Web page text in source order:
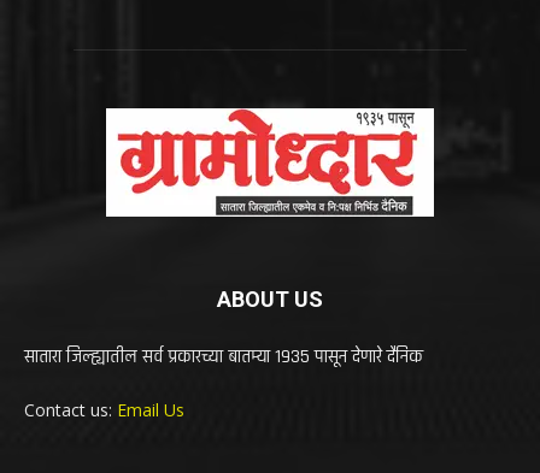
ABOUT US
सातारा जिल्ह्यातील सर्व प्रकारच्या बातम्या 1935 पासून देणारे दैनिक
Contact us: Email Us